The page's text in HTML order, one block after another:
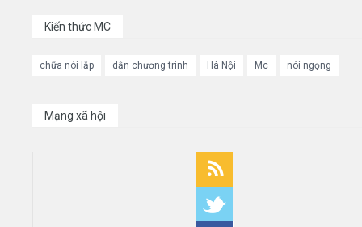
Kiến thức MC
chữa nói lắp dẫn chương trình Hà Nội Mc nói ngọng
Mạng xã hội